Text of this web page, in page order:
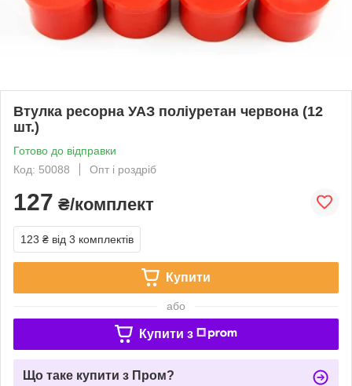
Втулка ресорна УАЗ поліуретан червона (12
шт.)
Готово до відправки
Код: 50088
Опт і роздріб
127 ₴/комплект
123 ₴ від 3 комплектів
Купити
або
Купити з
Що таке купити з Пром?